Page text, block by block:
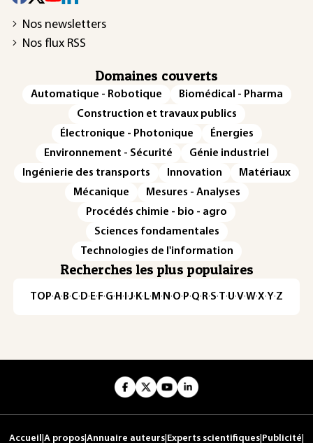
Nos newsletters
Nos flux RSS
Domaines couverts
Automatique - Robotique
Biomédical - Pharma
Construction et travaux publics
Électronique - Photonique
Énergies
Environnement - Sécurité
Génie industriel
Ingénierie des transports
Innovation
Matériaux
Mécanique
Mesures - Analyses
Procédés chimie - bio - agro
Sciences fondamentales
Technologies de l'information
Recherches les plus populaires
TOP·A·B·C· D· E· F·G· H · ·J· K· L· M · N ·O· P·Q· R·S·T·U·V·W·X·Y·Z
Accueil A propos Annuaire auteurs Experts scientifiques Publicité